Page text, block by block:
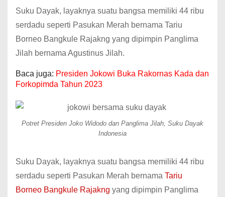
Suku Dayak, layaknya suatu bangsa memiliki 44 ribu
serdadu seperti Pasukan Merah bernama Tariu
Borneo Bangkule Rajakng yang dipimpin Panglima
Jilah bernama Agustinus Jilah.
Baca juga: Presiden Jokowi Buka Rakornas Kada dan
Forkopimda Tahun 2023
Potret Presiden Joko Widodo dan Panglima Jilah, Suku Dayak
Indonesia
Suku Dayak, layaknya suatu bangsa memiliki 44 ribu
serdadu seperti Pasukan Merah bernama Tariu
Borneo Bangkule Rajakng yang dipimpin Panglima